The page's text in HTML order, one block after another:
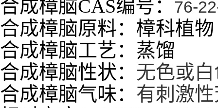
合成樟脑CAS编号： 76-
合成樟脑原料：樟科植物
合成樟脑工艺：蒸馏
合成樟脑性状： 无色或
合成樟脑气味： 有刺激